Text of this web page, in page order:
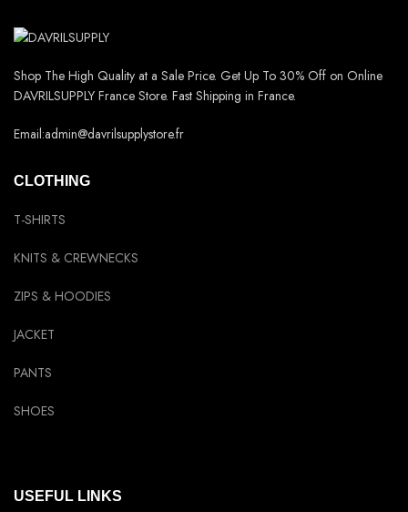
Shop The High Quality at a Sale Price. Get Up To 30% Off on Online
DAVRILSUPPLY France Store. Fast Shipping in France.
Email:admin@davrilsupplystore.fr
CLOTHING
T-SHIRTS
KNITS & CREWNECKS
ZIPS & HOODIES
JACKET
PANTS
SHOES
USEFUL LINKS